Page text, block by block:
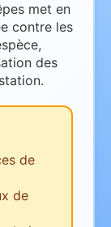
met en
contre les
des
de
de